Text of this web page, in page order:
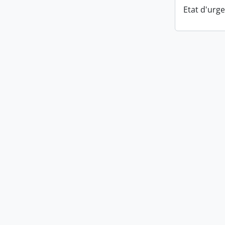
Etat